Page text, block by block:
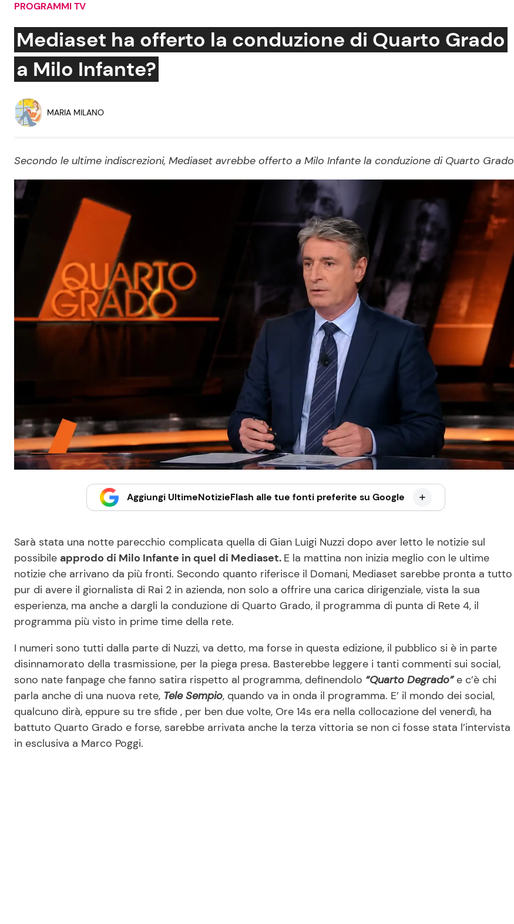
Social News
News dal mondo
Ricette Facili e Veloci
Ricette per Bambini
PROGRAMMI TV
Mediaset ha offerto la conduzione di Quarto Grado
a Milo Infante?
MARIA MILANO
Secondo le ultime indiscrezioni, Mediaset avrebbe offerto a Milo Infante la conduzione di Quarto Grado
Aggiungi UltimeNotizieFlash alle tue fonti preferite su Google
Sarà stata una notte parecchio complicata quella di Gian Luigi Nuzzi dopo aver letto le notizie sul
possibile approdo di Milo Infante in quel di Mediaset. E la mattina non inizia meglio con le ultime
notizie che arrivano da più fronti. Secondo quanto riferisce il Domani, Mediaset sarebbe pronta a tutto
pur di avere il giornalista di Rai 2 in azienda, non solo a offrire una carica dirigenziale, vista la sua
esperienza, ma anche a dargli la conduzione di Quarto Grado, il programma di punta di Rete 4, il
programma più visto in prime time della rete.
I numeri sono tutti dalla parte di Nuzzi, va detto, ma forse in questa edizione, il pubblico si è in parte
disinnamorato della trasmissione, per la piega presa. Basterebbe leggere i tanti commenti sui social,
sono nate fanpage che fanno satira rispetto al programma, definendolo “Quarto Degrado”e c’è chi
parla anche di una nuova rete, Tele Sempio, quando va in onda il programma. E’ il mondo dei social,
qualcuno dirà, eppure su tre sfide , per ben due volte, Ore 14s era nella collocazione del venerdì, ha
battuto Quarto Grado e forse, sarebbe arrivata anche la terza vittoria se non ci fosse stata l’intervista
in esclusiva a Marco Poggi.